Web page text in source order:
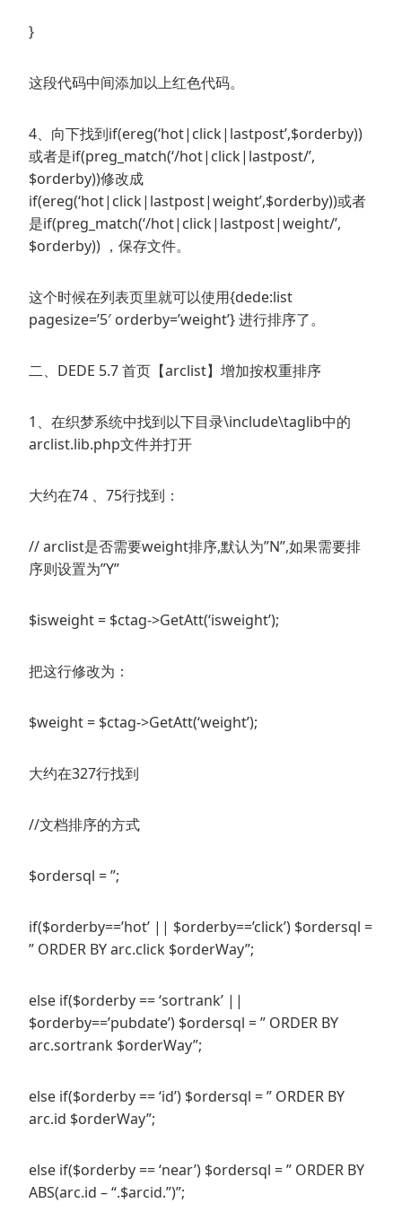
}
这段代码中间添加以上红色代码。
4、向下找到if(ereg(‘hot|click|lastpost’,$orderby))
或者是if(preg_match(‘/hot|click|lastpost/’,
$orderby))修改成
if(ereg(‘hot|click|lastpost|weight’,$orderby))或者
是if(preg_match(‘/hot|click|lastpost|weight/’,
$orderby)) ，保存文件。
这个时候在列表页里就可以使用{dede:list
pagesize=’5′ orderby=’weight’} 进行排序了。
二、DEDE 5.7 首页【arclist】增加按权重排序
1、在织梦系统中找到以下目录\include\taglib中的
arclist.lib.php文件并打开
大约在74 、75行找到：
// arclist是否需要weight排序,默认为”N”,如果需要排
序则设置为”Y”
$isweight = $ctag->GetAtt(‘isweight’);
把这行修改为：
$weight = $ctag->GetAtt(‘weight’);
大约在327行找到
//文档排序的方式
$ordersql = ”;
if($orderby==’hot’ || $orderby==’click’) $ordersql =
” ORDER BY arc.click $orderWay”;
else if($orderby == ‘sortrank’ ||
$orderby==’pubdate’) $ordersql = ” ORDER BY
arc.sortrank $orderWay”;
else if($orderby == ‘id’) $ordersql = ” ORDER BY
arc.id $orderWay”;
else if($orderby == ‘near’) $ordersql = ” ORDER BY
ABS(arc.id – “.$arcid.”)”;